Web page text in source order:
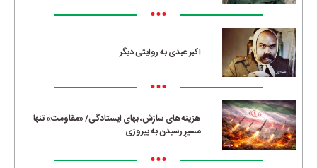
•••
اکبر عبدی به روایتی دیگر
•••
هزینه‌های سازش، بهای ایستادگی/ «مقاومت» تنها
مسیرِ رسیدن به پیروزی
•••